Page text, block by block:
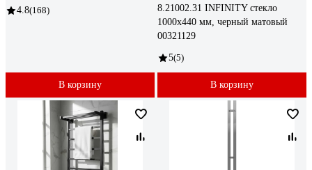
4.8(168)
В корзину
8.21002.31 INFINITY стекло
1000x440 мм, черный матовый
00321129
5(5)
В корзину